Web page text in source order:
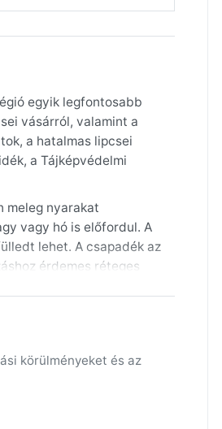
egyik legfontosabb
vásárról, valamint a
a hatalmas lipcsei
a Tájképvédelmi
meleg nyarakat
vagy hó is előfordul. A
lehet. A csapadék az
érdemes réteges
köd telepedhet a
számítani, így
körülményeket és az